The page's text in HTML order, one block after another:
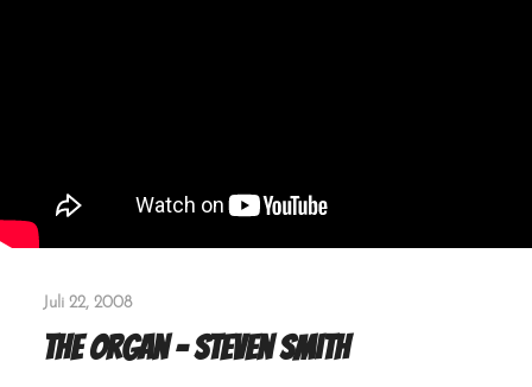
Juli 22, 2008
The Organ – Steven Smith